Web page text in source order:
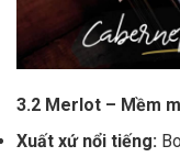
3.2 Merlot – Mềm
Xuất xứ nổi tiếng: